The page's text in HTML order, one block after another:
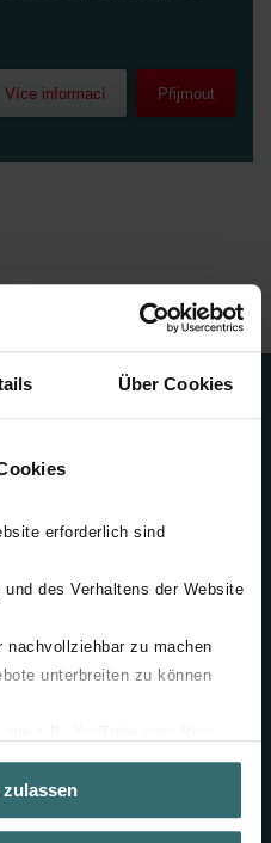
Über Cookies
erforderlich sind
des Verhaltens der Website
zu machen
unterbreiten zu können
erhalten
die Auswahl der Kategorie
Více informací Přijmout
Prodejci SR